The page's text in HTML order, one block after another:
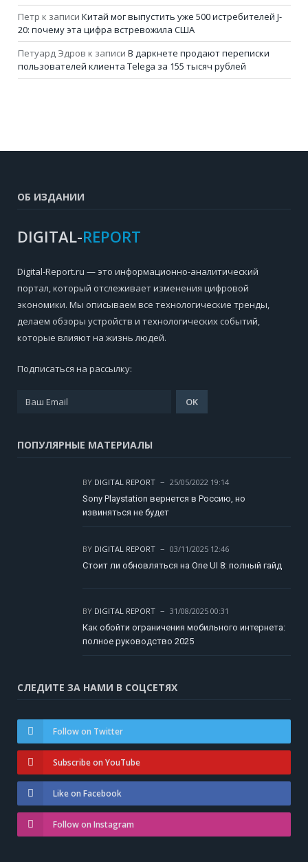
Петр к записи Китай мог выпустить уже 500 истребителей J-
20: почему эта цифра встревожила США
Петуард Эдров к записи В даркнете продают переписки
пользователей клиента Telega за 155 тысяч рублей
ОБ ИЗДАНИИ
DIGITAL-REPORT
Digital-Report.ru — это информационно-аналитический
портал, который отслеживает изменения цифровой
экономики. Мы описываем все технологические тренды,
делаем обзоры устройств и технологических событий,
которые влияют на жизнь людей.
Подписаться на рассылку:
ПОПУЛЯРНЫЕ МАТЕРИАЛЫ
BY DIGITAL REPORT
25/05/2022 19:14
Sony Playstation вернется в Россию, но
извиняться не будет
BY DIGITAL REPORT
03/11/2025 12:46
Стоит ли обновляться на One UI 8: полный гайд
BY DIGITAL REPORT
31/08/2025 00:31
Как обойти ограничения мобильного интернета:
полное руководство 2025
СЛЕДИТЕ ЗА НАМИ В СОЦСЕТЯХ
Follow on Twitter
Subscribe on YouTube
Like on Facebook
Follow on Instagram